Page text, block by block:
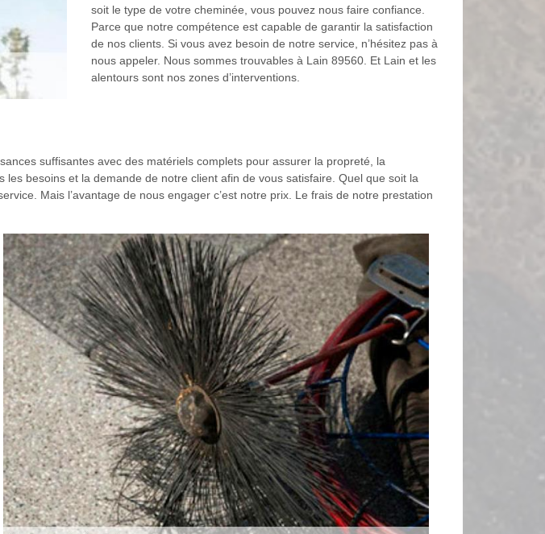
soit le type de votre cheminée, vous pouvez nous faire confiance.
Parce que notre compétence est capable de garantir la satisfaction
de nos clients. Si vous avez besoin de notre service, n’hésitez pas à
nous appeler. Nous sommes trouvables à Lain 89560. Et Lain et les
alentours sont nos zones d’interventions.
suffisantes avec des matériels complets pour assurer la propreté, la
besoins et la demande de notre client afin de vous satisfaire. Quel que soit la
Mais l’avantage de nous engager c’est notre prix. Le frais de notre prestation